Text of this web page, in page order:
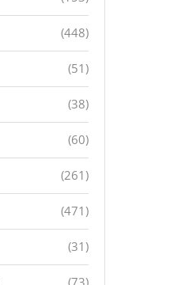
(448)
(51)
(38)
(60)
(261)
(471)
(31)
(73)